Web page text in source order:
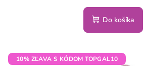
Do košíka
10% ZĽAVA S KÓDOM TOPGAL10